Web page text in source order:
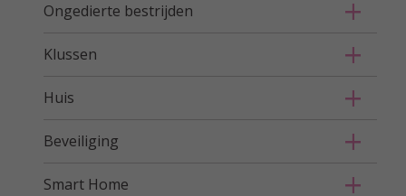
Ongedierte bestrijden
Klussen
Huis
Beveiliging
Smart Home